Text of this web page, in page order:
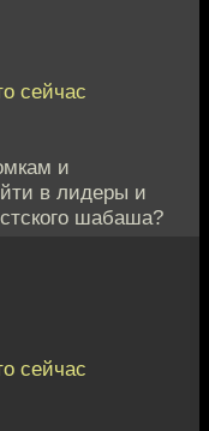
сейчас
и
в лидеры и
шабаша?
сейчас